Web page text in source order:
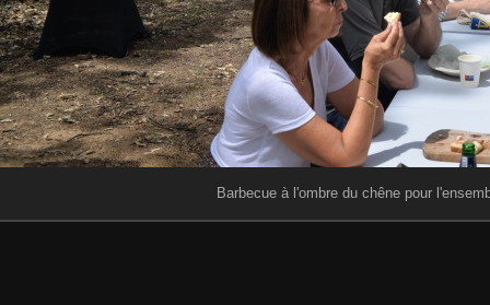
Barbecue à l'ombre du chêne pour